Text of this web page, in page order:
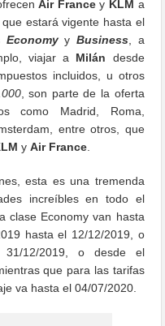
Air Francey KLM a
, que estará vigente hasta el
Economy y Business, a
viajar a Milán desde
incluidos, u otros
, son parte de la oferta
como Madrid, Roma,
entre otros, que
yAir France
esta es una tremenda
increíbles en todo el
clase Economy van hasta
hasta el 12/12/2019, o
12/2019, o desde el
que para las tarifas
va hasta el 04/07/2020.